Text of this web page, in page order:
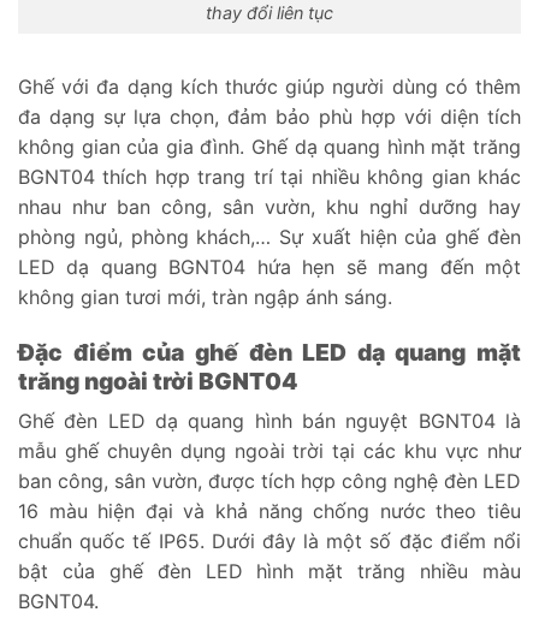
thay đổi liên tục
Ghế với đa dạng kích thước giúp người dùng có thêm
đa dạng sự lựa chọn, đảm bảo phù hợp với diện tích
không gian của gia đình. Ghế dạ quang hình mặt trăng
BGNT04 thích hợp trang trí tại nhiều không gian khác
nhau như ban công, sân vườn, khu nghỉ dưỡng hay
phòng ngủ, phòng khách,… Sự xuất hiện của ghế đèn
LED dạ quang BGNT04 hứa hẹn sẽ mang đến một
không gian tươi mới, tràn ngập ánh sáng.
Đặc điểm của ghế đèn LED dạ quang mặt
trăng ngoài trời BGNT04
Ghế đèn LED dạ quang hình bán nguyệt BGNT04 là
mẫu ghế chuyên dụng ngoài trời tại các khu vực như
ban công, sân vườn, được tích hợp công nghệ đèn LED
16 màu hiện đại và khả năng chống nước theo tiêu
chuẩn quốc tế IP65. Dưới đây là một số đặc điểm nổi
bật của ghế đèn LED hình mặt trăng nhiều màu
BGNT04.